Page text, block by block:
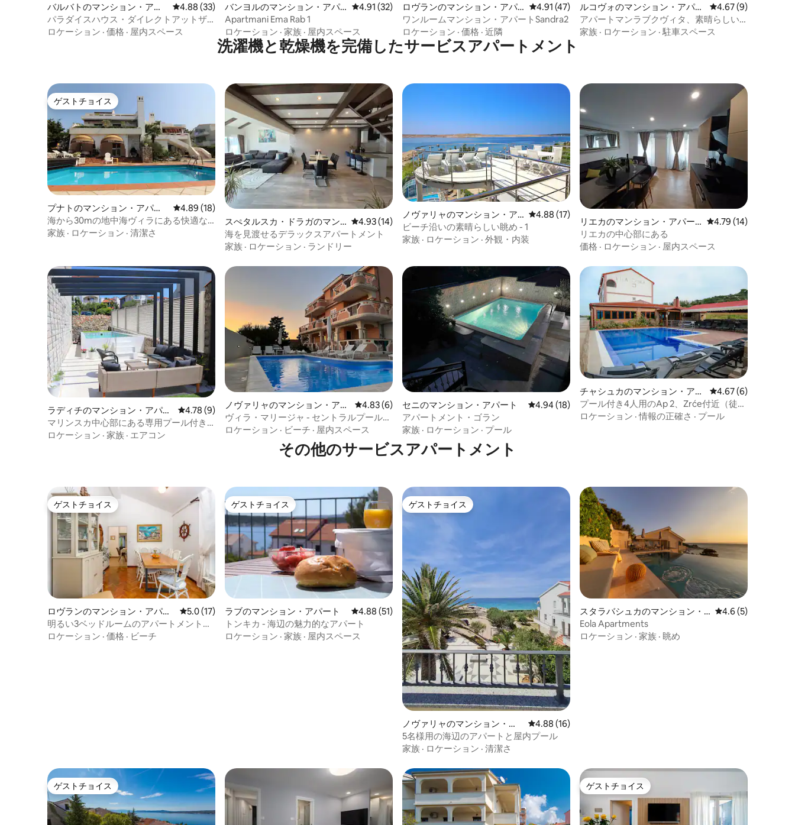
バルバトのマンション・アパ
ート
レビュー33件、5つ星中4.88つ星の平均評価
4.88 (33)
パラダイスハウス・ダイレクトアットザ
シー・ワンルームアパートメント
ロケーション · 価格 · 屋内スペース
バンヨルのマンション・アパ
ート
レビュー32件、5つ星中4.91つ星の平均評価
4.91 (32)
Apartmani Ema Rab 1
ロケーション · 家族 · 屋内スペース
ロヴランのマンション・アパ
ート
レビュー47件、5つ星中4.91つ星の平均評価
4.91 (47)
ワンルームマンション・アパートSandra2
ロケーション · 価格 · 近隣
ルコヴォのマンション・アパー
ト
レビュー9件、5つ星
4.67 (9)
アパートマンラブクヴィタ、素晴らしい
ビーチビュー
家族 · ロケーション · 駐車スペース
洗濯機と乾燥機を完備したサービスアパートメント
ゲストチョイス
ゲストチョイス
プナトのマンション・アパー
ト
レビュー18件、5つ星中4.89つ星の平均評価
4.89 (18)
海から30mの地中海ヴィラにある快適な
フラット！
家族 · ロケーション · 清潔さ
スぺタルスカ・ドラガのマン
ション・アパート
レビュー14件、5つ星中4.93つ星の平均評価
4.93 (14)
海を見渡せるデラックスアパートメント
家族 · ロケーション · ランドリー
ノヴァリャのマンション・ア
パート
レビュー17件、5つ星中4.88つ星の平均評価
4.88 (17)
ビーチ沿いの素晴らしい眺め - 1
家族 · ロケーション · 外観・内装
リエカのマンション・アパー
ト
レビュー14件、5つ
4.79 (14)
リエカの中心部にある
価格 · ロケーション · 屋内スペース
ラディチのマンション・アパー
ト
レビュー9件、5つ星中4.78つ星の平均評価
4.78 (9)
マリンスカ中心部にある専用プール付き
マンション・アパート
ロケーション · 家族 · エアコン
ノヴァリャのマンション・アパ
ート
レビュー6件、5つ星中4.83つ星の平均評価
4.83 (6)
ヴィラ・マリージャ - セントラルプールア
パートメント
ロケーション · ビーチ · 屋内スペース
セニのマンション・アパート レビュー18件、5つ星中4.94つ星の平均評価
4.94 (18)
アパートメント・ゴラン
家族 · ロケーション · プール
チャシュカのマンション・アパ
ート
レビュー6件、5つ星
4.67 (6)
プール付き4人用のAp 2、Zrće付近（徒歩
15分）
ロケーション ·情報の正確さ · プール
その他のサービスアパートメント
ゲストチョイス
ゲストチョイス
ロヴランのマンション・アパー
ト
レビュー17件、5つ星中5.0つ星の平均評価
5.0 (17)
明るい3ベッドルームのアパートメント
（シービュー付き）- ID4131
ロケーション · 価格 · ビーチ
ゲストチョイス
ゲストチョイス
ラブのマンション・アパート レビュー51件、5つ星中4.88つ星の平均評価
4.88 (51)
トンキカ - 海辺の魅力的なアパート
ロケーション · 家族 · 屋内スペース
ゲストチョイス
ゲストチョイス
ノヴァリャのマンション・ア
パート
レビュー16件、5つ星中4.88つ星の平均評価
4.88 (16)
5名様用の海辺のアパートと屋内プール
家族 · ロケーション · 清潔さ
スタラバシュカのマンション・
アパート
レビュー5件、5つ
4.6 (5)
Eola Apartments
ロケーション · 家族 · 眺め
ゲストチョイス
ゲストチョイス ゲストチョイス
ゲストチョイス